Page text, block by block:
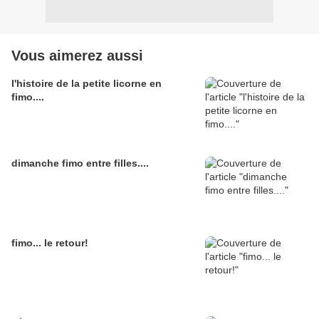
Vous aimerez aussi
l'histoire de la petite licorne en
fimo....
dimanche fimo entre filles....
fimo... le retour!